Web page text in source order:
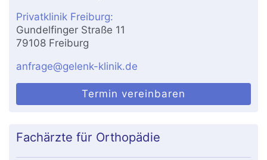
Privatklinik Freiburg:
Gundelfinger Straße 11
79108 Freiburg
anfrage@gelenk-klinik.de
Termin vereinbaren
Fachärzte für Orthopädie